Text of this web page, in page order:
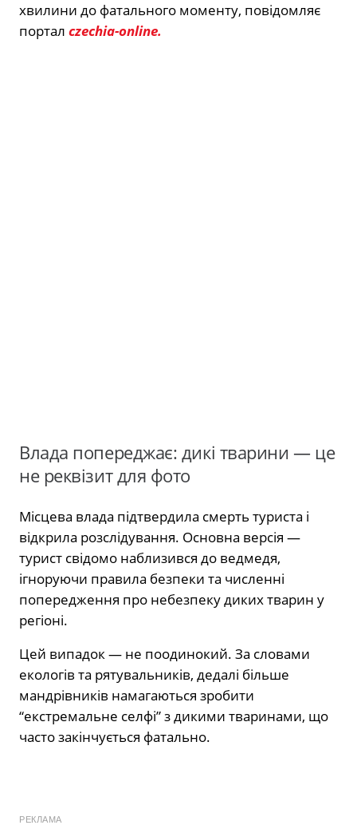
хвилини до фатального моменту, повідомляє
портал czechia-online.
Влада попереджає: дикі тварини — це
не реквізит для фото
Місцева влада підтвердила смерть туриста і
відкрила розслідування. Основна версія —
турист свідомо наблизився до ведмедя,
ігноруючи правила безпеки та численні
попередження про небезпеку диких тварин у
регіоні.
Цей випадок — не поодинокий. За словами
екологів та рятувальників, дедалі більше
мандрівників намагаються зробити
“екстремальне селфі” з дикими тваринами, що
часто закінчується фатально.
РЕКЛАМА